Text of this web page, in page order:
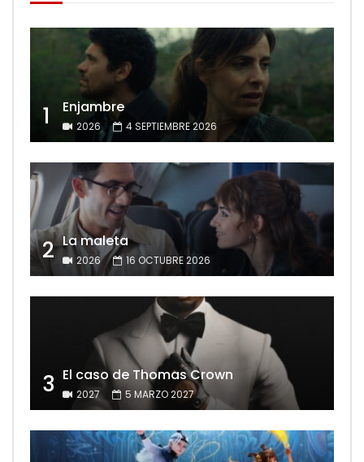
1 Enjambre
2026 4 SEPTIEMBRE 2026
2 La maleta
2026 16 OCTUBRE 2026
3 El caso de Thomas Crown
2027 5 MARZO 2027